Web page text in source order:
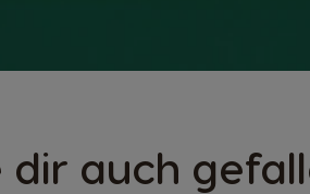
dir auch